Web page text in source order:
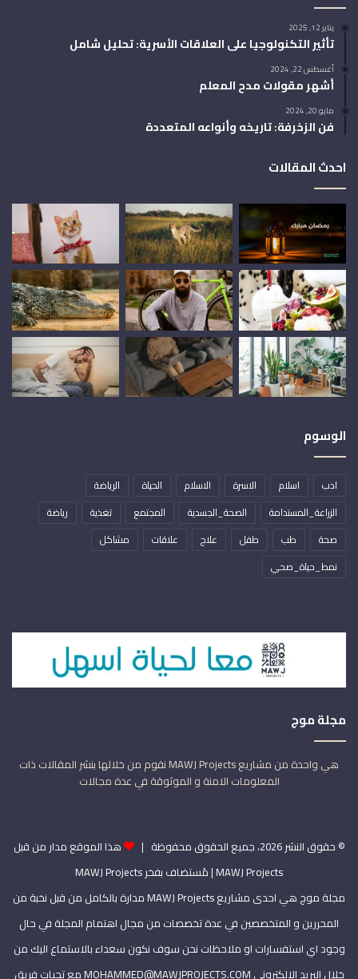
يناير 12, 2025
تأثير التكنولوجيا على العلاقات الأسرية: تحليل شامل
أغسطس 22, 2024
أشهر مقولات مدح المعلم
مايو 20, 2024
فن الزخرفة: تاريخه وأنواعه المتعددة
احدث المقالات
الوسوم
ادب اسلام الاسرة الاسلام الحياة
الرياضة
الزراعة_المستدامة
الصحة_الجسدية المجتمع تغذية
رياضة
صحة
طب طفل علاج علاقات
مشاكل
نمط_حياة_صحي
مجلة موج
هي واحدة من مشاريع MAWJ Projects نقوم من خلالها بنشر المقالات ذات
المعلومات الامنة و الموثوقة في عدة مجالات
© حقوق النشر 2026، جميع الحقوق محفوظة |
هذا الموقع مدار من قبل
MAWJ Projects | مُستضاف بفخرMAWJ Projects
مجلة موج هي احدى مشاريع MAWJ Projects مدارة بالكامل من قبل نخبة من
المحررين و المتخصصين في عدة تخصصات من مجال اهتمام المجلة في حال
وجود اي استفسارات او ملاحظات نحن سوف نكون سعداء بالاستماع اليك من
خلال البريد الالكتروني MOHAMMED@MAWJPROJECTS.COM مع تحيات فريق